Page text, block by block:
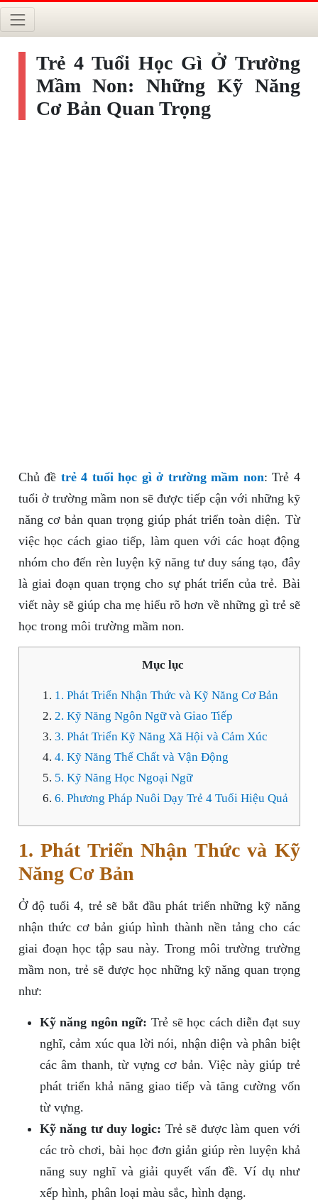
Trẻ 4 Tuổi Học Gì Ở Trường
Mầm Non: Những Kỹ Năng
Cơ Bản Quan Trọng
Chủ đề trẻ 4 tuổi học gì ở trường mầm non: Trẻ 4
tuổi ở trường mầm non sẽ được tiếp cận với những kỹ
năng cơ bản quan trọng giúp phát triển toàn diện. Từ
việc học cách giao tiếp, làm quen với các hoạt động
nhóm cho đến rèn luyện kỹ năng tư duy sáng tạo, đây
là giai đoạn quan trọng cho sự phát triển của trẻ. Bài
viết này sẽ giúp cha mẹ hiểu rõ hơn về những gì trẻ sẽ
học trong môi trường mầm non.
Mục lục
1. Phát Triển Nhận Thức và Kỹ Năng Cơ Bản
2. Kỹ Năng Ngôn Ngữ và Giao Tiếp
3. Phát Triển Kỹ Năng Xã Hội và Cảm Xúc
4. Kỹ Năng Thể Chất và Vận Động
5. Kỹ Năng Học Ngoại Ngữ
6. Phương Pháp Nuôi Dạy Trẻ 4 Tuổi Hiệu Quả
1. Phát Triển Nhận Thức và Kỹ
Năng Cơ Bản
Ở độ tuổi 4, trẻ sẽ bắt đầu phát triển những kỹ năng
nhận thức cơ bản giúp hình thành nền tảng cho các
giai đoạn học tập sau này. Trong môi trường trường
mầm non, trẻ sẽ được học những kỹ năng quan trọng
như:
Kỹ năng ngôn ngữ: Trẻ sẽ học cách diễn đạt suy
nghĩ, cảm xúc qua lời nói, nhận diện và phân biệt
các âm thanh, từ vựng cơ bản. Việc này giúp trẻ
phát triển khả năng giao tiếp và tăng cường vốn
từ vựng.
Kỹ năng tư duy logic: Trẻ sẽ được làm quen với
các trò chơi, bài học đơn giản giúp rèn luyện khả
năng suy nghĩ và giải quyết vấn đề. Ví dụ như
xếp hình, phân loại màu sắc, hình dạng.